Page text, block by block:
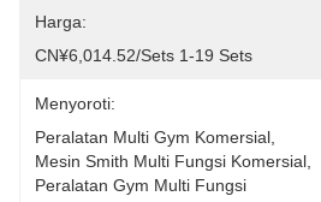
Harga:
CN¥6,014.52/sets 1-19 Sets
Menyoroti:
Peralatan Multi Gym Komersial
Mesin Smith Multi Fungsi Komersial
Peralatan Gym Multi Fungsi